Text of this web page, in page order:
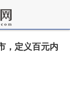
，定义百元内